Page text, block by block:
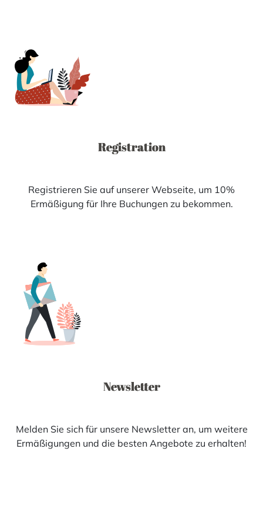
Registration
Registrieren Sie auf unserer Webseite, um 10%
Ermäßigung für Ihre Buchungen zu bekommen.
Newsletter
Melden Sie sich für unsere Newsletter an, um weitere
Ermäßigungen und die besten Angebote zu erhalten!